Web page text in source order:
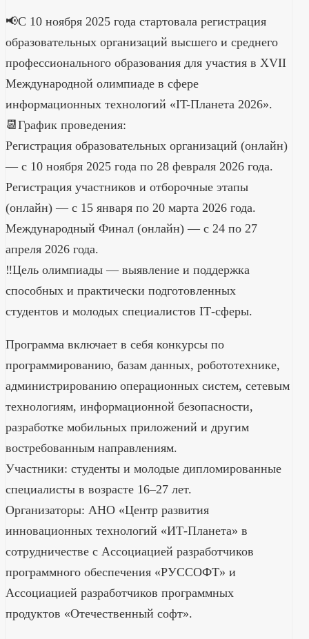
📢С 10 ноября 2025 года стартовала регистрация
образовательных организаций высшего и среднего
профессионального образования для участия в XVII
Международной олимпиаде в сфере
информационных технологий «IT-Планета 2026».
📆График проведения:
Регистрация образовательных организаций (онлайн)
— с 10 ноября 2025 года по 28 февраля 2026 года.
Регистрация участников и отборочные этапы
(онлайн) — с 15 января по 20 марта 2026 года.
Международный Финал (онлайн) — с 24 по 27
апреля 2026 года.
‼️Цель олимпиады — выявление и поддержка
способных и практически подготовленных
студентов и молодых специалистов IТ-сферы.
Программа включает в себя конкурсы по
программированию, базам данных, робототехнике,
администрированию операционных систем, сетевым
технологиям, информационной безопасности,
разработке мобильных приложений и другим
востребованным направлениям.
Участники: студенты и молодые дипломированные
специалисты в возрасте 16–27 лет.
Организаторы: АНО «Центр развития
инновационных технологий «ИТ-Планета» в
сотрудничестве с Ассоциацией разработчиков
программного обеспечения «РУССОФТ» и
Ассоциацией разработчиков программных
продуктов «Отечественный софт».